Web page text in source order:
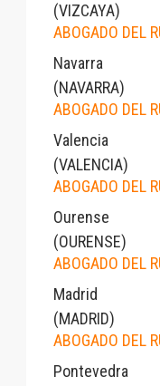
(VIZCAYA)
ABOGADO DEL
Navarra
(NAVARRA)
ABOGADO DEL
Valencia
(VALENCIA)
ABOGADO DEL
Ourense
(OURENSE)
ABOGADO DEL
Madrid
(MADRID)
ABOGADO DEL
Pontevedra